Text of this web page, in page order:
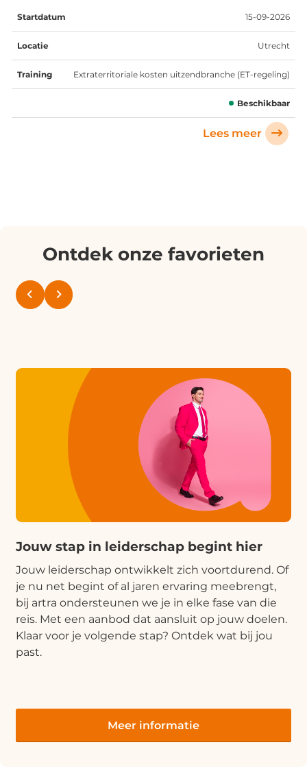
15-09-2026
Utrecht
Extraterritoriale kosten uitzendbranche (ET-regeling)
Beschikbaar
Lees meer
Ontdek onze favorieten
Jouw stap in leiderschap begint hier
Jouw leiderschap ontwikkelt zich voortdurend. Of
je nu net begint of al jaren ervaring meebrengt,
bij artra ondersteunen we je in elke fase van die
reis. Met een aanbod dat aansluit op jouw doelen.
Klaar voor je volgende stap? Ontdek wat bij jou
past.
Meer informatie